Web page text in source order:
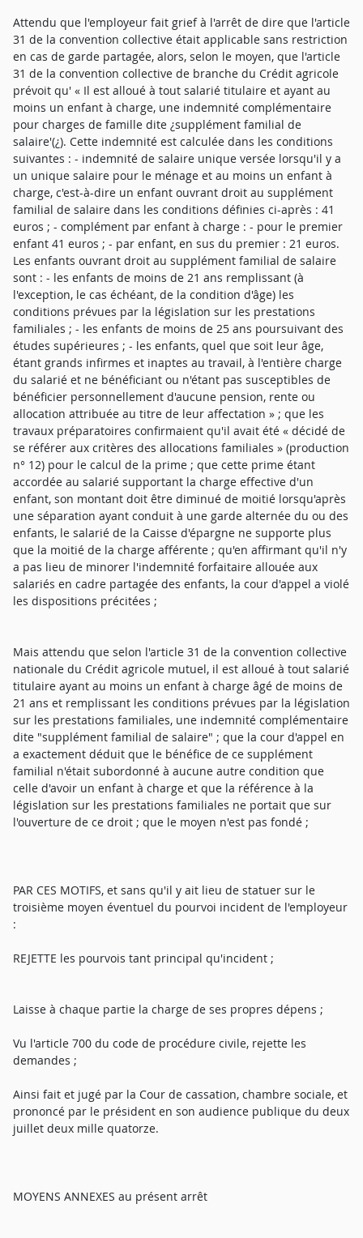
Attendu que l'employeur fait grief à l'arrêt de dire que l'article
31 de la convention collective était applicable sans restriction
en cas de garde partagée, alors, selon le moyen, que l'article
31 de la convention collective de branche du Crédit agricole
prévoit qu' « Il est alloué à tout salarié titulaire et ayant au
moins un enfant à charge, une indemnité complémentaire
pour charges de famille dite ¿supplément familial de
salaire'(¿). Cette indemnité est calculée dans les conditions
suivantes : - indemnité de salaire unique versée lorsqu'il y a
un unique salaire pour le ménage et au moins un enfant à
charge, c'est-à-dire un enfant ouvrant droit au supplément
familial de salaire dans les conditions définies ci-après : 41
euros ; - complément par enfant à charge : - pour le premier
enfant 41 euros ; - par enfant, en sus du premier : 21 euros.
Les enfants ouvrant droit au supplément familial de salaire
sont : - les enfants de moins de 21 ans remplissant (à
l'exception, le cas échéant, de la condition d'âge) les
conditions prévues par la législation sur les prestations
familiales ; - les enfants de moins de 25 ans poursuivant des
études supérieures ; - les enfants, quel que soit leur âge,
étant grands infirmes et inaptes au travail, à l'entière charge
du salarié et ne bénéficiant ou n'étant pas susceptibles de
bénéficier personnellement d'aucune pension, rente ou
allocation attribuée au titre de leur affectation » ; que les
travaux préparatoires confirmaient qu'il avait été « décidé de
se référer aux critères des allocations familiales » (production
n° 12) pour le calcul de la prime ; que cette prime étant
accordée au salarié supportant la charge effective d'un
enfant, son montant doit être diminué de moitié lorsqu'après
une séparation ayant conduit à une garde alternée du ou des
enfants, le salarié de la Caisse d'épargne ne supporte plus
que la moitié de la charge afférente ; qu'en affirmant qu'il n'y
a pas lieu de minorer l'indemnité forfaitaire allouée aux
salariés en cadre partagée des enfants, la cour d'appel a violé
les dispositions précitées ;
Mais attendu que selon l'article 31 de la convention collective
nationale du Crédit agricole mutuel, il est alloué à tout salarié
titulaire ayant au moins un enfant à charge âgé de moins de
21 ans et remplissant les conditions prévues par la législation
sur les prestations familiales, une indemnité complémentaire
dite "supplément familial de salaire" ; que la cour d'appel en
a exactement déduit que le bénéfice de ce supplément
familial n'était subordonné à aucune autre condition que
celle d'avoir un enfant à charge et que la référence à la
législation sur les prestations familiales ne portait que sur
l'ouverture de ce droit ; que le moyen n'est pas fondé ;
PAR CES MOTIFS, et sans qu'il y ait lieu de statuer sur le
troisième moyen éventuel du pourvoi incident de l'employeur
:
REJETTE les pourvois tant principal qu'incident ;
Laisse à chaque partie la charge de ses propres dépens ;
Vu l'article 700 du code de procédure civile, rejette les
demandes ;
Ainsi fait et jugé par la Cour de cassation, chambre sociale, et
prononcé par le président en son audience publique du deux
juillet deux mille quatorze.
MOYENS ANNEXES au présent arrêt